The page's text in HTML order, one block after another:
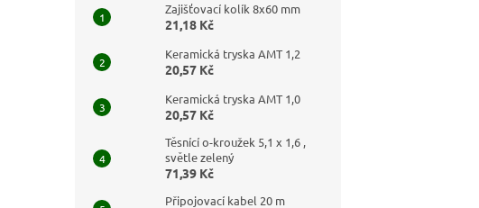
Zajišťovací kolík 8x60 mm
21,18 Kč
Keramická tryska AMT 1,2
20,57 Kč
Keramická tryska AMT 1,0
20,57 Kč
Těsnící o-kroužek 5,1 x 1,6 ,
světle zelený
71,39 Kč
Připojovací kabel 20 m